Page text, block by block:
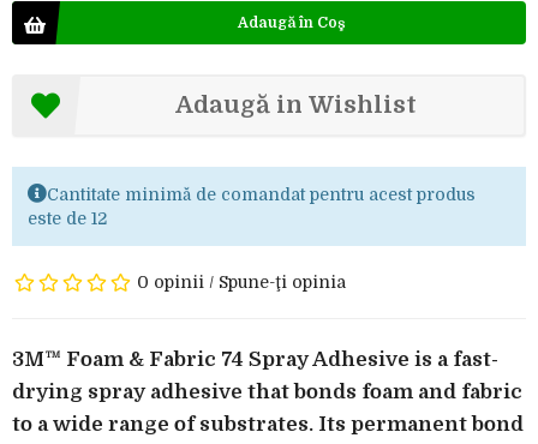
Adaugă în Coş
Adaugă in Wishlist
Cantitate minimă de comandat pentru acest produs
este de 12
0 opinii / Spune-ţi opinia
3M™ Foam & Fabric 74 Spray Adhesive is a fast-
drying spray adhesive that bonds foam and fabric
to a wide range of substrates. Its permanent bond